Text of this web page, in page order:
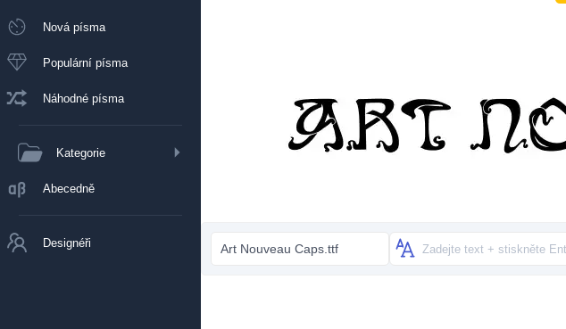
Nová písma
Populární písma
Náhodné písma
Kategorie
Abecedně
Designéři Art Nouveau Caps.ttf